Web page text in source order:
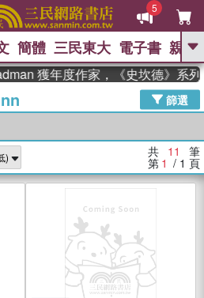
5
GO
熱搜： 高希均教授回憶錄
、 The Odyssey 、 父親節 、 如果歷
獎 臺灣漫遊錄 、 方念華 、 台灣的李
登輝時代
數學女孩：黎曼猜想 、
偉大的迷走神經
簡體 三民東大 電子書 親子
獲年度作家，《史坎德》系列
篩選
共 11 筆
第 1 / 1 頁